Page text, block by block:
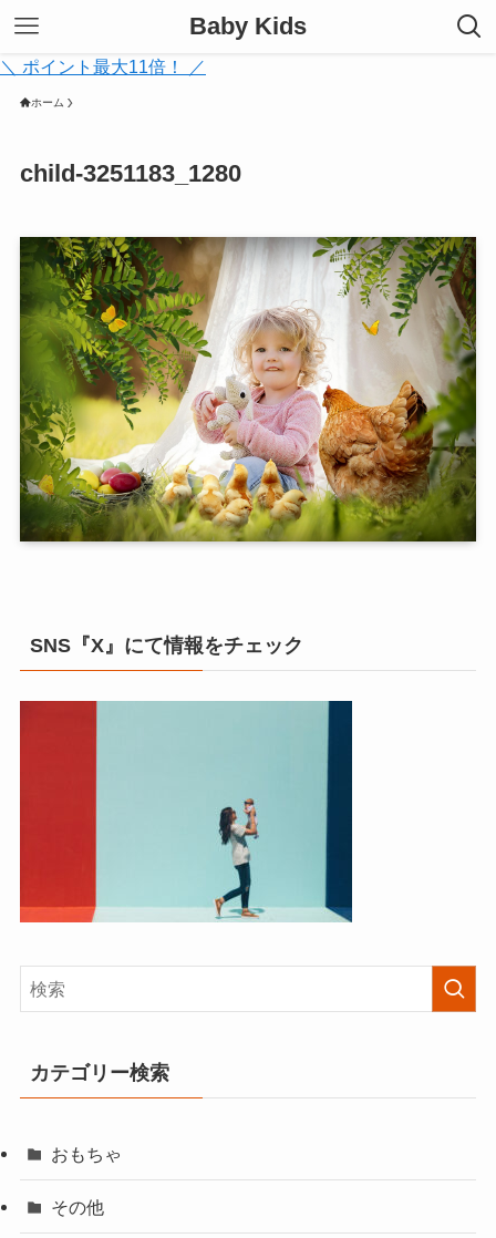
Baby Kids
＼ ポイント最大11倍！ ／
ホーム
child-3251183_1280
SNS『X』にて情報をチェック
カテゴリー検索
おもちゃ
その他